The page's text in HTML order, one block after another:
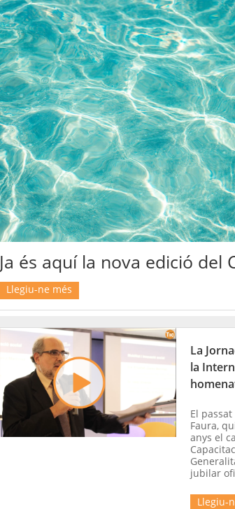
Ja és aquí la nova edició del
Llegiu-ne més
La
la
El
Faura,
anys el
jubilar
Llegiu-